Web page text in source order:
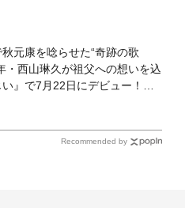
秋元康を唸らせた“奇跡の歌
・西山琳久が祖父への想いを込
』で7月22日にデビュー！
Recommended by